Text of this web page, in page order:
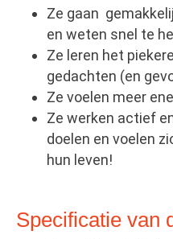
Ze gaan
en weten snel te
Ze leren het
gedachten (en
Ze voelen meer
Ze werken actief
doelen en voelen
hun leven!
Specificatie van